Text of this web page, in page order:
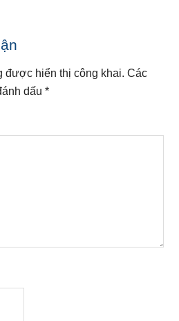
được hiển thị công khai. Các
dấu*